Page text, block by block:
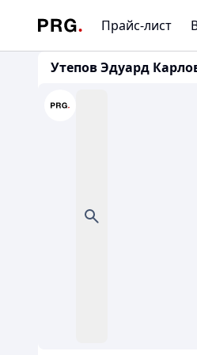
Прайс-лист
Утепов Эдуард